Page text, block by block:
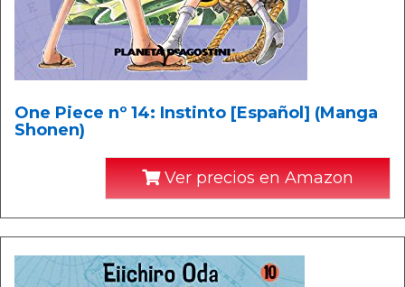
One Piece nº 14: Instinto [Español] (Manga
Shonen)
Ver precios en Amazon